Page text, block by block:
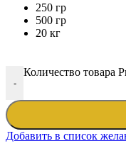
250 гр
500 гр
20 кг
-
Количество товара
Добавить в список